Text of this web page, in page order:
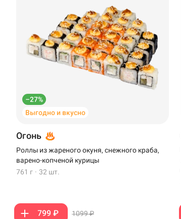
–27%
Выгодно и вкусно
Огонь
Роллы из жареного окуня, снежного краба,
варено-копченой курицы
761 г · 32 шт.
799 ₽ 1099 ₽
Уренгой